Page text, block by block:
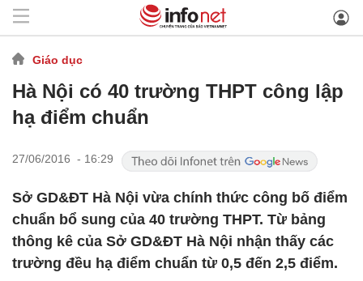
Giáo dục
Hà Nội có 40 trường THPT công lập
hạ điểm chuẩn
27/06/2016 - 16:29
Sở GD&ĐT Hà Nội vừa chính thức công bố điểm
chuẩn bổ sung của 40 trường THPT. Từ bảng
thông kê của Sở GD&ĐT Hà Nội nhận thấy các
trường đều hạ điểm chuẩn từ 0,5 đến 2,5 điểm.